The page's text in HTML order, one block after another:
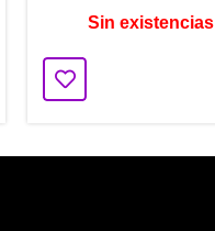
Sin existencias